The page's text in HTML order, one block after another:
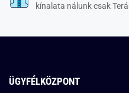
kínalata nálunk csak
ÜGYFÉLKÖZPONT